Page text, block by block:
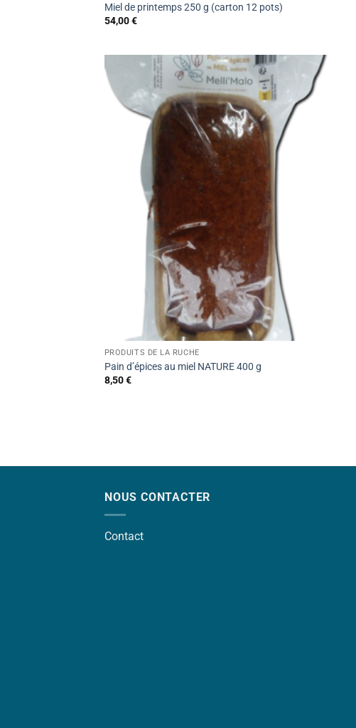
Miel de printemps 250 g (carton 12 pots)
54,00€
PRODUITS DE LA RUCHE
Pain d’épices au miel NATURE 400 g
8,50€
NOUS CONTACTER
Contact